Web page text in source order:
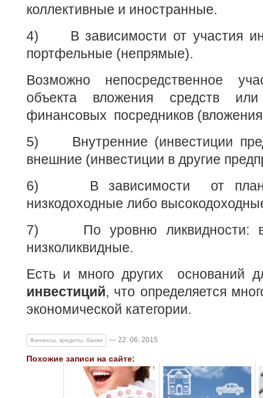
коллективные и иностранные.
4) В зависимости от участия
портфельные (непрямые).
Возможно непосредственное
объекта вложения средств
финансовых посредников
5) Внутренние (инвестиции
внешние (инвестиции в другие
6) В зависимости от
низкодоходные либо
7) По уровню ликвидности:
низколиквидные.
Есть и много других оснований
инвестиций, что определяется
экономической категории.
Финансы, кредиты, банки — 22. 06. 2015
Похожие записи на сайте: